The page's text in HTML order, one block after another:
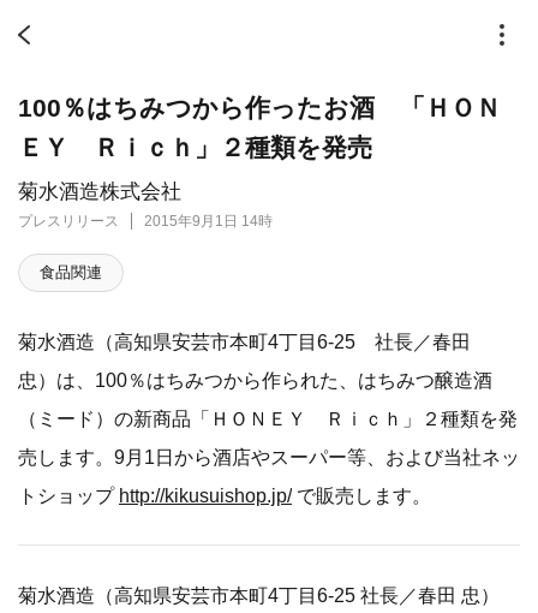
菊水酒造株式会社
プレスリリース 2015年9月1日 14時
100％はちみつから作ったお酒 「ＨＯＮ
ＥＹ Ｒｉｃｈ」２種類を発売
食品関連
菊水酒造（高知県安芸市本町4丁目6-25 社長／春田
忠）は、100％はちみつから作られた、はちみつ醸造酒
（ミード）の新商品「ＨＯＮＥＹ Ｒｉｃｈ」２種類を発
売します。9月1日から酒店やスーパー等、および当社ネッ
トショップ http://kikusuishop.jp/ で販売します。
菊水酒造（高知県安芸市本町4丁目6-25 社長／春田 忠）